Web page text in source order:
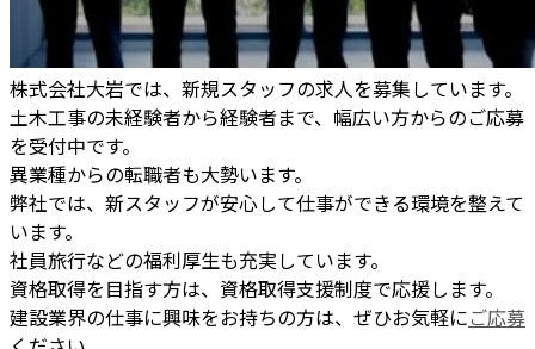
株式会社大岩では、新規スタッフの求人を募集しています。
土木工事の未経験者から経験者まで、幅広い方からのご応募
を受付中です。
異業種からの転職者も大勢います。
弊社では、新スタッフが安心して仕事ができる環境を整えて
います。
社員旅行などの福利厚生も充実しています。
資格取得を目指す方は、資格取得支援制度で応援します。
建設業界の仕事に興味をお持ちの方は、ぜひお気軽にご応募